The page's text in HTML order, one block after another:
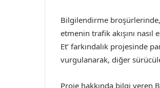
Bilgilendirme
etmenin trafik akışını
Et’ farkındalık projesinde
vurgulanarak, diğer
Proje hakkında bilgi veren